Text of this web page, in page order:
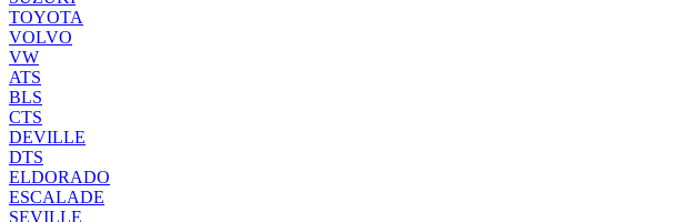
TOYOTA
VOLVO
VW
ATS
BLS
CTS
DEVILLE
DTS
ELDORADO
ESCALADE
SEVILLE